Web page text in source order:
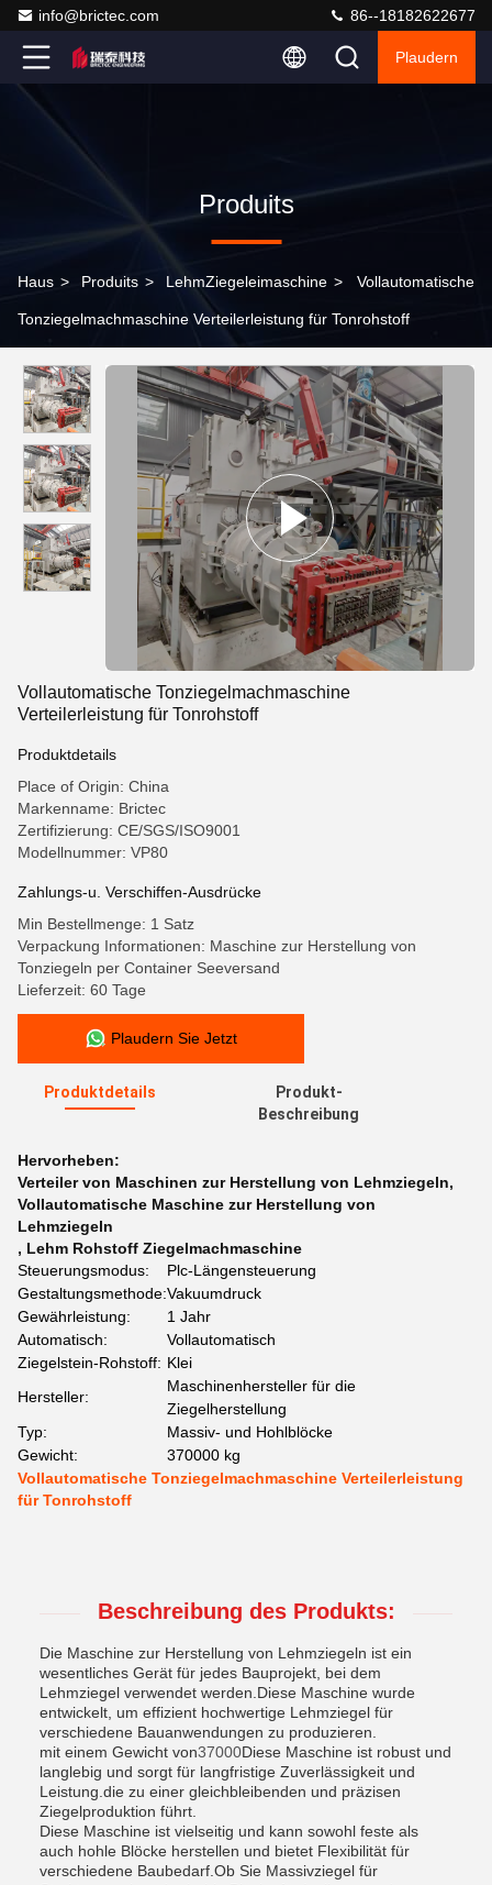
info@brictec.com 86--18182622677
Plaudern
Produits
Haus > Produits > LehmZiegeleimaschine > Vollautomatische
Tonziegelmachmaschine Verteilerleistung für Tonrohstoff
Vollautomatische Tonziegelmachmaschine
Verteilerleistung für Tonrohstoff
Produktdetails
Place of Origin: China
Markenname: Brictec
Zertifizierung: CE/SGS/ISO9001
Modellnummer: VP80
Zahlungs-u. Verschiffen-Ausdrücke
Min Bestellmenge: 1 Satz
Verpackung Informationen: Maschine zur Herstellung von
Tonziegeln per Container Seeversand
Lieferzeit: 60 Tage
Plaudern Sie Jetzt
Produktdetails
Produkt-
Beschreibung
Hervorheben:
Verteiler von Maschinen zur Herstellung von Lehmziegeln,
Vollautomatische Maschine zur Herstellung von
Lehmziegeln
, Lehm Rohstoff Ziegelmachmaschine
Steuerungsmodus:
Plc-Längensteuerung
Gestaltungsmethode:Vakuumdruck
Gewährleistung:
1 Jahr
Automatisch:
Vollautomatisch
Ziegelstein-Rohstoff: Klei
Hersteller:
Maschinenhersteller für die
Ziegelherstellung
Typ:
Massiv- und Hohlblöcke
Gewicht:
370000 kg
Vollautomatische Tonziegelmachmaschine Verteilerleistung
für Tonrohstoff
Beschreibung des Produkts:
Die Maschine zur Herstellung von Lehmziegeln ist ein
wesentliches Gerät für jedes Bauprojekt, bei dem
Lehmziegel verwendet werden.Diese Maschine wurde
entwickelt, um effizient hochwertige Lehmziegel für
verschiedene Bauanwendungen zu produzieren.
mit einem Gewicht von37000Diese Maschine ist robust und
langlebig und sorgt für langfristige Zuverlässigkeit und
Leistung.die zu einer gleichbleibenden und präzisen
Ziegelproduktion führt.
Diese Maschine ist vielseitig und kann sowohl feste als
auch hohle Blöcke herstellen und bietet Flexibilität für
verschiedene Baubedarf.Ob Sie Massivziegel für